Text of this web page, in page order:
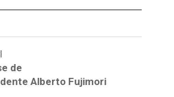
de
Alberto Fujimori